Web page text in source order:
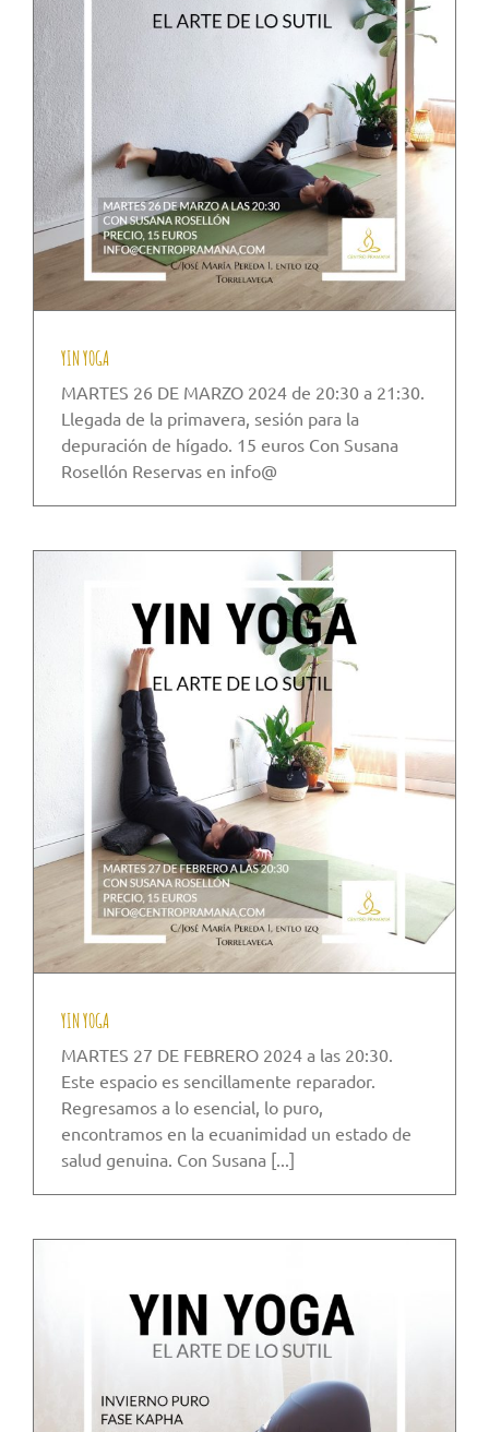
YIN YOGA
MARTES 26 DE MARZO 2024 de 20:30 a 21:30.
Llegada de la primavera, sesión para la
depuración de hígado. 15 euros Con Susana
Rosellón Reservas en info@
YIN YOGA
MARTES 27 DE FEBRERO 2024 a las 20:30.
Este espacio es sencillamente reparador.
Regresamos a lo esencial, lo puro,
encontramos en la ecuanimidad un estado de
salud genuina. Con Susana [...]